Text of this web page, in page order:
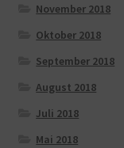
November 2018
Oktober 2018
September 2018
August 2018
Juli 2018
Mai 2018